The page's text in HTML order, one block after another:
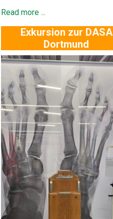
Read more ...
Exkursion zur DASA
Dortmund